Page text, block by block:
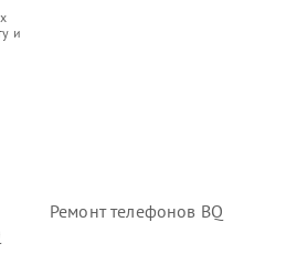
и
Ремонт телефонов BQ